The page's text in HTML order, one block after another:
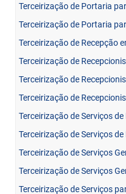
Terceirização de Portaria
Terceirização de Portaria
Terceirização de Recepção
Terceirização de
Terceirização de
Terceirização de
Terceirização de Serviços de
Terceirização de Serviços
Terceirização de Serviços
Terceirização de Serviços
Terceirização de Serviços